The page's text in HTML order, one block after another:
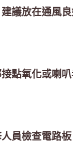
議放在通風
點氧化或喇
員檢查電路